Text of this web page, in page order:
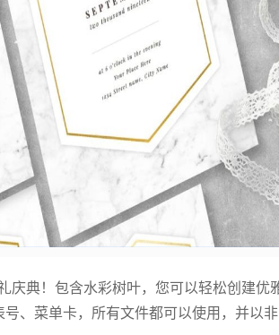
庆典！包含水彩树叶，您可以轻松创建优
、菜单卡，所有文件都可以使用，并以非